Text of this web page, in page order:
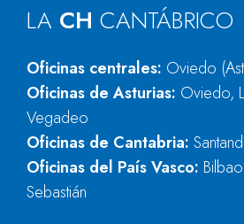
LA CH CANTÁBRICO
Oficinas centrales: Oviedo
Oficinas de Asturias: Oviedo,
Vegadeo
Oficinas de Cantabria:
Oficinas del País Vasco:
Sebastián